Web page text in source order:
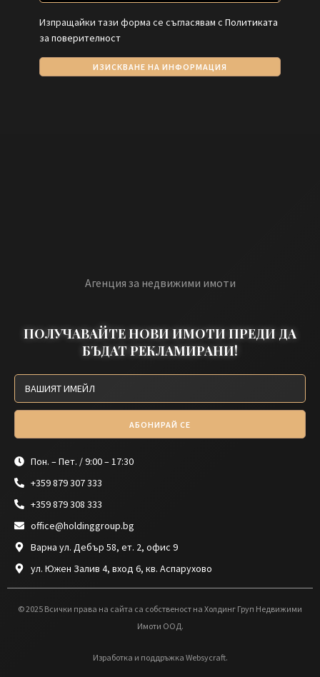
Изпращайки тази форма се съгласявам с Политиката
за поверителност
ИЗИСКВАНЕ НА ИНФОРМАЦИЯ
Агенция за недвижими имоти
ПОЛУЧАВАЙТЕ НОВИ ИМОТИ ПРЕДИ ДА
БЪДАТ РЕКЛАМИРАНИ!
АБОНИРАЙ СЕ
Пон. – Пет. / 9:00 – 17:30
+359 879 307 333
+359 879 308 333
office@holdinggroup.bg
Варна ул. Дебър 58, ет. 2, офис 9
ул. Южен Залив 4, вход 6, кв. Аспарухово
© 2025 Всички права на сайта са собственост на Холдинг Груп Недвижими
Имоти ООД.
Изработка и поддръжка Websycraft.